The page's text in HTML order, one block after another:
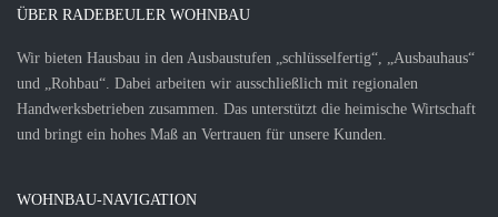
ÜBER RADEBEULER WOHNBAU
Wir bieten Hausbau in den Ausbaustufen „schlüsselfertig“, „Ausbauhaus“
und „Rohbau“. Dabei arbeiten wir ausschließlich mit regionalen
Handwerksbetrieben zusammen. Das unterstützt die heimische Wirtschaft
und bringt ein hohes Maß an Vertrauen für unsere Kunden.
WOHNBAU-NAVIGATION